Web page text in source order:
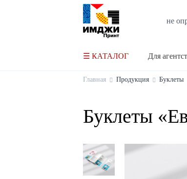
не
☰ КАТАЛОГ Для
Главная Продукция Буклеты
Буклеты